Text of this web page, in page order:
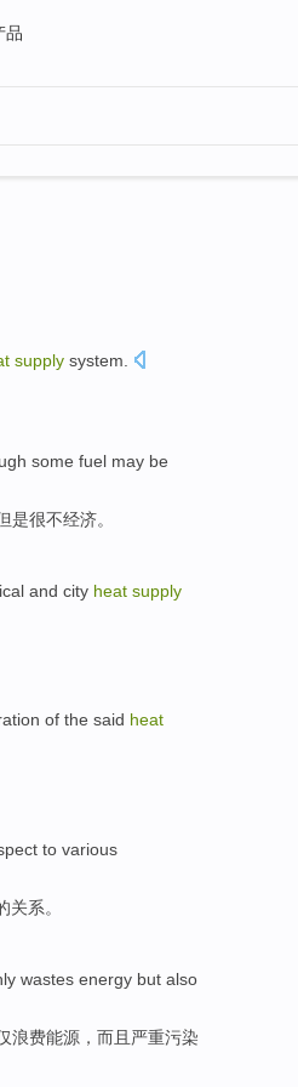
品
supply system
some fuel may be
是很不经济。
and city heat supply
of the said heat
to various
关系。
wastes energy but also
浪费能源 ， 而且 严重污染